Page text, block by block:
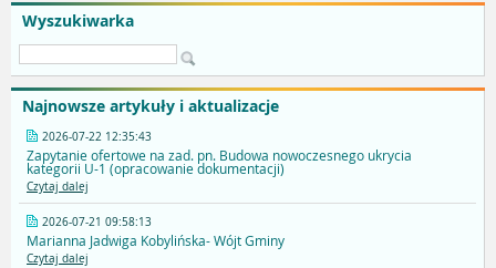
Wyszukiwarka
Najnowsze artykuły i aktualizacje
2026-07-22 12:35:43
Zapytanie ofertowe na zad. pn. Budowa nowoczesnego ukrycia
kategorii U-1 (opracowanie dokumentacji)
Czytaj dalej
2026-07-21 09:58:13
Marianna Jadwiga Kobylińska- Wójt Gminy
Czytaj dalej